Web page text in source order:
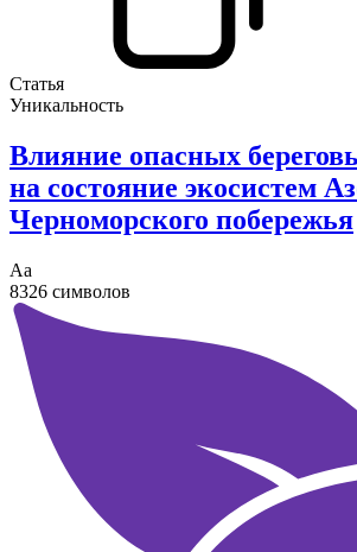
Статья
Уникальность
Влияние опасных
на состояние экосистем
Черноморского побережья
Аа
8326 символов